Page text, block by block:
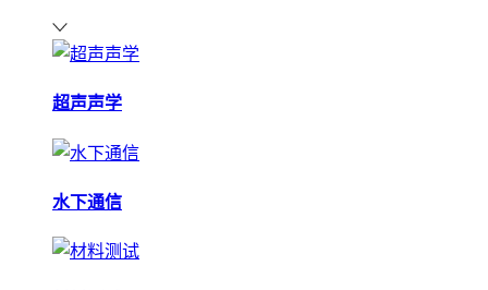
超声声学
水下通信